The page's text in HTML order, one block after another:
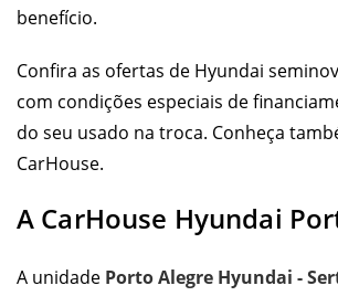
benefício.
Confira as ofertas de Hyundai
com condições especiais de
do seu usado na troca. Conheça
CarHouse.
A CarHouse Hyundai
A unidade Porto Alegre Hyundai -